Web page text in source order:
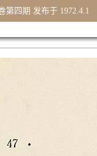
第四期 发布于 1972.4.1